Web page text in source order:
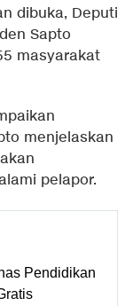
dibuka, Deputi
Sapto
masyarakat
menjelaskan
pelapor.
Pendidikan